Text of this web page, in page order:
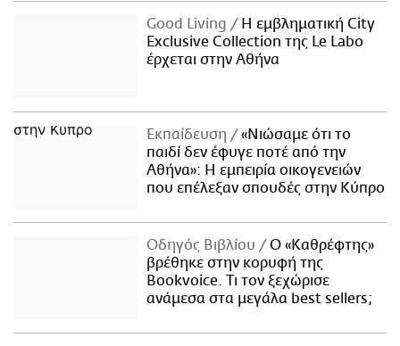
Good Living
Η εμβληματική City
Exclusive Collection της Le Labo
έρχεται στην Αθήνα
Εκπαίδευση
«Νιώσαμε ότι το
παιδί δεν έφυγε ποτέ από την
Αθήνα»: Η εμπειρία οικογενειών
που επέλεξαν σπουδές στην Κύπρο
Οδηγός Βιβλίου
Ο «Καθρέφτης»
βρέθηκε στην κορυφή της
Bookvoice. Τι τον ξεχώρισε
ανάμεσα στα μεγάλα best sellers;